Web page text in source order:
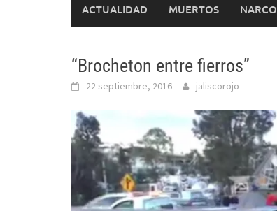
ACTUALIDAD MUERTOS NARCO
“Brocheton entre fierros”
22 septiembre, 2016 jaliscorojo